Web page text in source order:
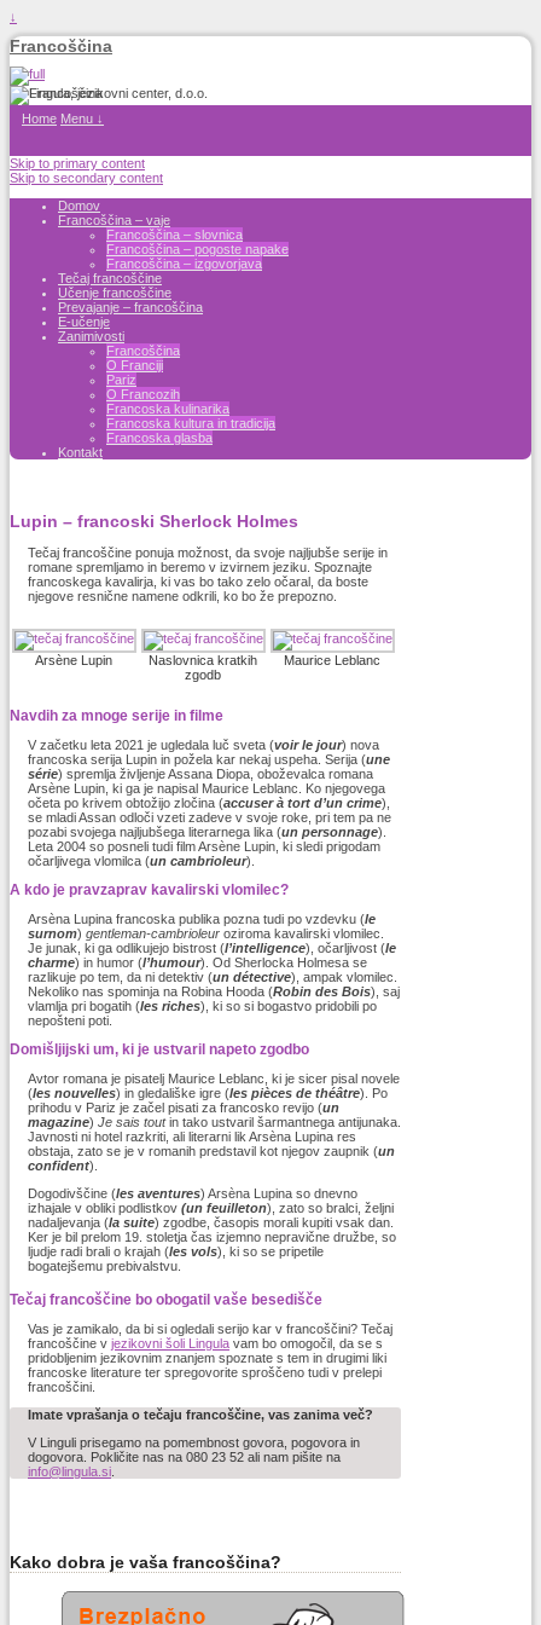
↓
Francoščina
Home Menu ↓
Skip to primary content
Skip to secondary content
Domov
Francoščina – vaje
Francoščina – slovnica
Francoščina – pogoste napake
Francoščina – izgovorjava
Tečaj francoščine
Učenje francoščine
Prevajanje – francoščina
E-učenje
Zanimivosti
Francoščina
O Franciji
Pariz
O Francozih
Francoska kulinarika
Francoska kultura in tradicija
Francoska glasba
Kontakt
Lupin – francoski Sherlock Holmes
Tečaj francoščine ponuja možnost, da svoje najljubše serije in
romane spremljamo in beremo v izvirnem jeziku. Spoznajte
francoskega kavalirja, ki vas bo tako zelo očaral, da boste
njegove resnične namene odkrili, ko bo že prepozno.
Arsène Lupin
Naslovnica kratkih
zgodb
Maurice Leblanc
Navdih za mnoge serije in filme
V začetku leta 2021 je ugledala luč sveta (voir le jour) nova
francoska serija Lupin in požela kar nekaj uspeha. Serija (une
série) spremlja življenje Assana Diopa, oboževalca romana
Arsène Lupin, ki ga je napisal Maurice Leblanc. Ko njegovega
očeta po krivem obtožijo zločina (accuser à tort d’un crime),
se mladi Assan odloči vzeti zadeve v svoje roke, pri tem pa ne
pozabi svojega najljubšega literarnega lika (un personnage).
Leta 2004 so posneli tudi film Arsène Lupin, ki sledi prigodam
očarljivega vlomilca (un cambrioleur).
A kdo je pravzaprav kavalirski vlomilec?
Arsèna Lupina francoska publika pozna tudi po vzdevku (le
surnom) gentleman-cambrioleur oziroma kavalirski vlomilec.
Je junak, ki ga odlikujejo bistrost (l’intelligence), očarljivost (le
charme) in humor (l’humour). Od Sherlocka Holmesa se
razlikuje po tem, da ni detektiv (un détective), ampak vlomilec.
Nekoliko nas spominja na Robina Hooda (Robin des Bois), saj
vlamlja pri bogatih (les riches), ki so si bogastvo pridobili po
nepošteni poti.
Domišljijski um, ki je ustvaril napeto zgodbo
Avtor romana je pisatelj Maurice Leblanc, ki je sicer pisal novele
(les nouvelles) in gledališke igre (les pièces de théâtre). Po
prihodu v Pariz je začel pisati za francosko revijo (un
magazine) Je sais toutin tako ustvaril šarmantnega antijunaka.
Javnosti ni hotel razkriti, ali literarni lik Arsèna Lupina res
obstaja, zato se je v romanih predstavil kot njegov zaupnik (un
confident).
Dogodivščine (les aventures) Arsèna Lupina so dnevno
izhajale v obliki podlistkov (un feuilleton), zato so bralci, željni
nadaljevanja (la suite) zgodbe, časopis morali kupiti vsak dan.
Ker je bil prelom 19. stoletja čas izjemno nepravične družbe, so
ljudje radi brali o krajah (les vols), ki so se pripetile
bogatejšemu prebivalstvu.
Tečaj francoščine bo obogatil vaše besedišče
Vas je zamikalo, da bi si ogledali serijo kar v francoščini? Tečaj
francoščine v jezikovni šoli Lingula vam bo omogočil, da se s
pridobljenim jezikovnim znanjem spoznate s tem in drugimi liki
francoske literature ter spregovorite sproščeno tudi v prelepi
francoščini.
Imate vprašanja o tečaju francoščine, vas zanima več?
V Linguli prisegamo na pomembnost govora, pogovora in
dogovora. Pokličite nas na 080 23 52 ali nam pišite na
info@lingula.si
Kako dobra je vaša francoščina?